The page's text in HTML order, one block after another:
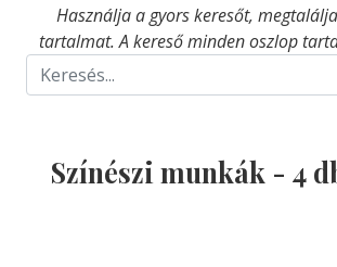
Használja a gyors keresőt,
tartalmat. A kereső minden oszlop
Színészi munkák - 4